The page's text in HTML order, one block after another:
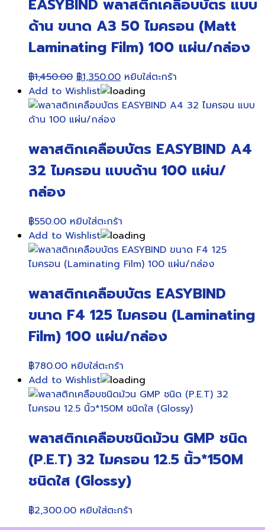
EASYBIND พลาสติกเคลือบบัตร แบบ
ด้าน ขนาด A3 50 ไมครอน (Matt
Laminating Film) 100 แผ่น/กล่อง
฿1,450.00 Original
price
was:
฿1,450.00.
฿1,350.00Current
price
is:
หยิบใส่ตะกร้า
Add to Wishlist
พลาสติกเคลือบบัตร EASYBIND A4
32 ไมครอน แบบด้าน 100 แผ่น/
กล่อง
฿550.00 หยิบใส่ตะกร้า
Add to Wishlist
พลาสติกเคลือบบัตร EASYBIND
ขนาด F4 125 ไมครอน (Laminating
Film) 100 แผ่น/กล่อง
฿780.00 หยิบใส่ตะกร้า
Add to Wishlist
พลาสติกเคลือบชนิดม้วน GMP ชนิด
(P.E.T) 32 ไมครอน 12.5 นิ้ว*150M
ชนิดใส (Glossy)
฿2,300.00 หยิบใส่ตะกร้า